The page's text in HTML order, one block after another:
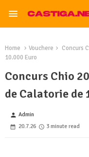
Home Vouchere
Concurs
10.000 Euro
Concurs Chio
de Calatorie de
person Admin
20.7.26
3 minute read